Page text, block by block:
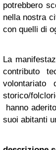
potrebbero
nella nostra
con quelli di
La
contributo
volontariato
storico/
hanno
suoi abitanti